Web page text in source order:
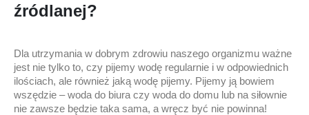
źródlanej?
Dla utrzymania w dobrym zdrowiu naszego organizmu ważne
jest nie tylko to, czy pijemy wodę regularnie i w odpowiednich
ilościach, ale również jaką wodę pijemy. Pijemy ją bowiem
wszędzie – woda do biura czy woda do domu lub na siłownie
nie zawsze będzie taka sama, a wręcz być nie powinna!